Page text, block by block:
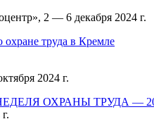
2 — 6 декабря 2024 г.
охране труда в Кремле
2024 г.
ОХРАНЫ ТРУДА —